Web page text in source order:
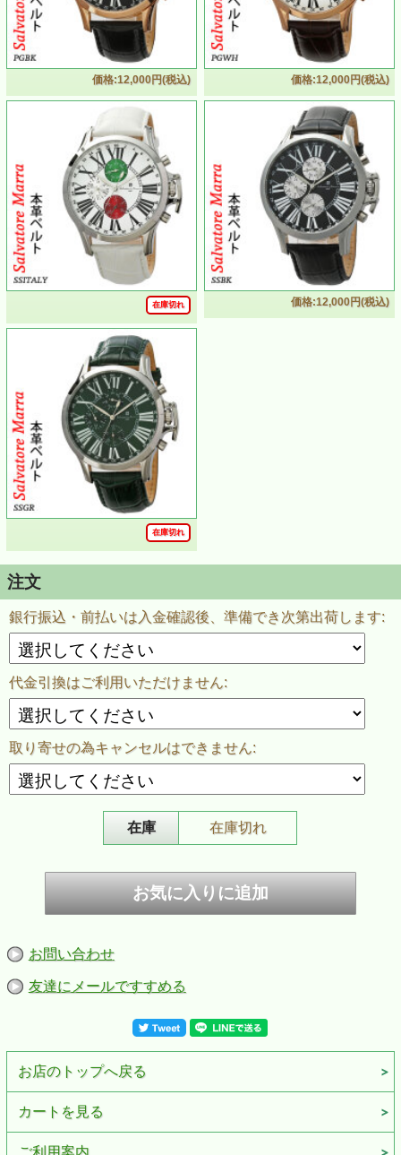
価格:12,000円(税込) 価格:12,000円(税込)
在庫切れ 価格:12,000円(税込)
在庫切れ
注文
銀行振込・前払いは入金確認後、準備でき次第出荷します:
代金引換はご利用いただけません:
取り寄せの為キャンセルはできません:
在庫 在庫切れ
お問い合わせ
友達にメールですすめる
お店のトップへ戻る
カートを見る
ご利用案内